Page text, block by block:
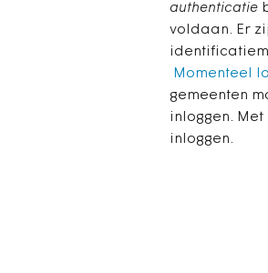
authenticatie
voldaan. Er
Momenteel
gemeenten
inloggen.
inloggen.